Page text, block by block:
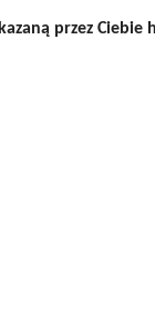
przez Ciebie